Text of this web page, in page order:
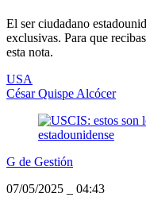
El ser ciudadano
exclusivas. Para que
esta nota.
USA
César Quispe Alcócer
G de Gestión
07/05/2025
04:43